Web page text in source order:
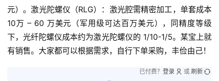
元）。激光陀螺仪（RLG）：激光腔需精密加工，单套成本
10万 – 60 万美元（军用级可达百万美元），同精度等级
下，光纤陀螺仪成本约为激光陀螺仪的 1/10-1/5。某宝上就
有销售。大家都可以根据需求，自行下单采购，丰俭由己！
已付费？ 登录 或 刷新